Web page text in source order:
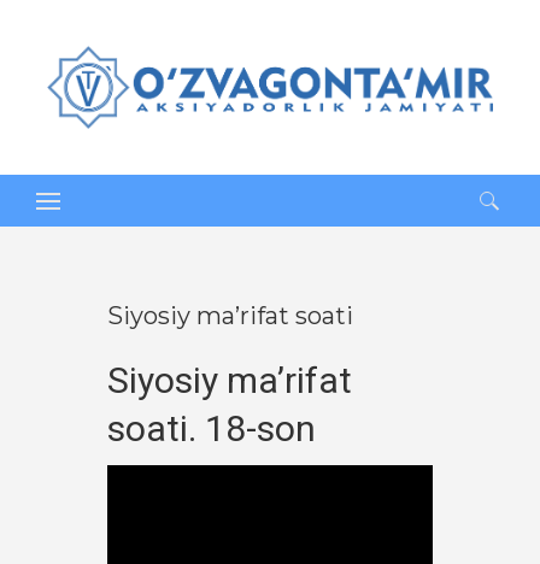
Qidirshish:
Siyosiy ma’rifat soati
Siyosiy ma’rifat
soati. 18-son